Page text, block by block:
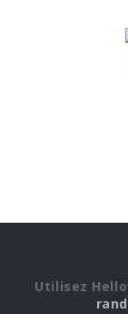
Utilisez